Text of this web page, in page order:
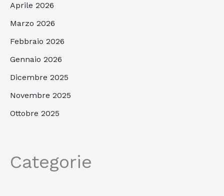
Aprile 2026
Marzo 2026
Febbraio 2026
Gennaio 2026
Dicembre 2025
Novembre 2025
Ottobre 2025
Categorie